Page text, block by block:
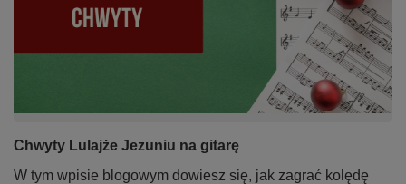
Chwyty Lulajże Jezuniu na gitarę
W tym wpisie blogowym dowiesz się, jak zagrać kolędę